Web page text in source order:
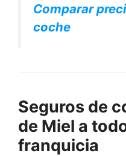
Comparar
coche
Seguros de
de Miel a
franquicia